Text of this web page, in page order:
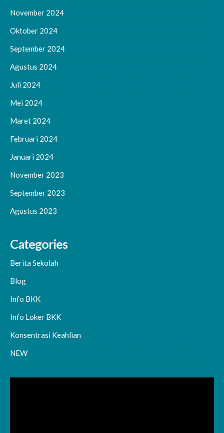
November 2024
Oktober 2024
September 2024
Agustus 2024
Juli 2024
Mei 2024
Maret 2024
Februari 2024
Januari 2024
November 2023
September 2023
Agustus 2023
Categories
Berita Sekolah
Blog
Info BKK
Info Loker BKK
Konsentrasi Keahlian
NEW